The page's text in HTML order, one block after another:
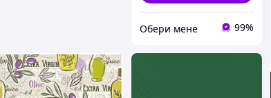
Обери мене 99%